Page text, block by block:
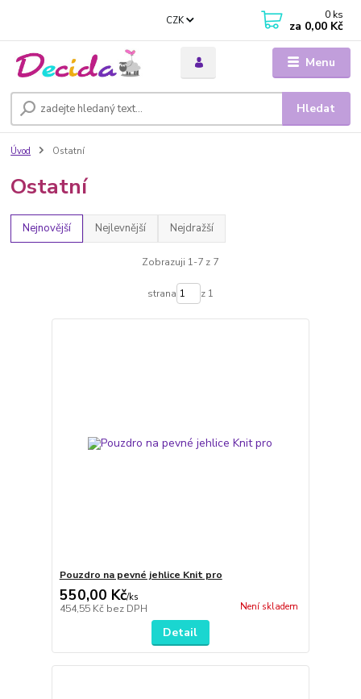
Menu
CZK
Hledat
0 ks
za 0,00 Kč
Úvod Ostatní
Ostatní
Nejnovější Nejlevnější Nejdražší
Zobrazuji 1-7 z 7
strana z 1
Pouzdro na pevné jehlice Knit pro
550,00 Kč/ks
454,55 Kč bez DPH Není skladem
Detail